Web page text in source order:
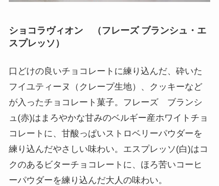
ショコラヴィオン （フレーズ ブランシュ・エ
スプレッソ）
口どけの良いチョコレートに練り込んだ、砕いた
フイユティーヌ（クレープ生地）、クッキーなど
が入ったチョコレート菓子。フレーズ ブランシ
ュ(赤)はまろやかな甘みのベルギー産ホワイトチョ
コレートに、甘酸っぱいストロベリーパウダーを
練り込んだやさしい味わい。エスプレッソ(白)はコ
クのあるビターチョコレートに、ほろ苦いコーヒ
ーパウダーを練り込んだ大人の味わい。